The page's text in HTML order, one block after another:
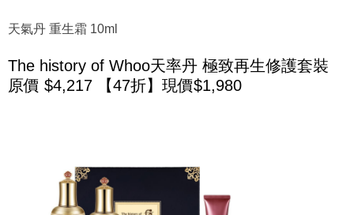
天氣丹 重生霜 10ml
The history of Whoo天率丹 極致再生修護套裝
原價 $4,217 【47折】現價$1,980